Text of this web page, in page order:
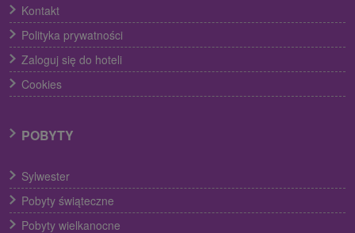
Kontakt
Polityka prywatności
Zaloguj się do hoteli
Cookies
POBYTY
Sylwester
Pobyty świąteczne
Pobyty wielkanocne